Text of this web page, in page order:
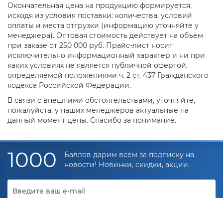
Окончательная цена на продукцию формируется,
исходя из условия поставки: количества, условий
оплаты и места отгрузки (информацию уточняйте у
менеджера). Оптовая стоимость действует на объём
при заказе от 250 000 руб. Прайс-лист носит
исключительно информационный характер и ни при
каких условиях не является публичной офертой,
определяемой положениями ч. 2 ст. 437 Гражданского
кодекса Российской Федерации.
В связи с внешними обстоятельствами, уточняйте,
пожалуйста, у наших менеджеров актуальные на
данный момент цены. Спасибо за понимание.
1000
Баллов дарим всем за подписку на
новости! Новинки, скидки, акции.